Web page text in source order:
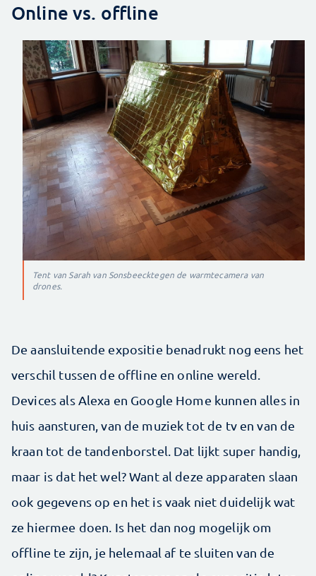
Online vs. offline
Tent van Sarah van Sonsbeecktegen de warmtecamera van
drones.
De aansluitende expositie benadrukt nog eens het
verschil tussen de offline en online wereld.
Devices als Alexa en Google Home kunnen alles in
huis aansturen, van de muziek tot de tv en van de
kraan tot de tandenborstel. Dat lijkt super handig,
maar is dat het wel? Want al deze apparaten slaan
ook gegevens op en het is vaak niet duidelijk wat
ze hiermee doen. Is het dan nog mogelijk om
offline te zijn, je helemaal af te sluiten van de